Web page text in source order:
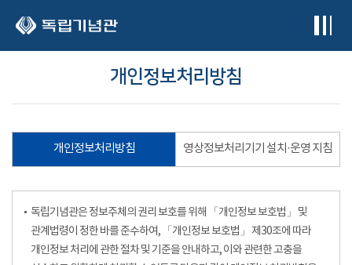
개인정보처리방침
개인정보처리방침 영상정보처리기기 설치·운영 지침
독립기념관은 정보주체의 권리 보호를 위해 「개인정보 보호법」 및
관계법령이 정한 바를 준수하여, 「개인정보 보호법」 제30조에 따라
개인정보 처리에 관한 절차 및 기준을 안내하고, 이와 관련한 고충을